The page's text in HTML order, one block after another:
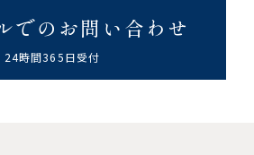
でのお問い合わせ
24時間365日受付